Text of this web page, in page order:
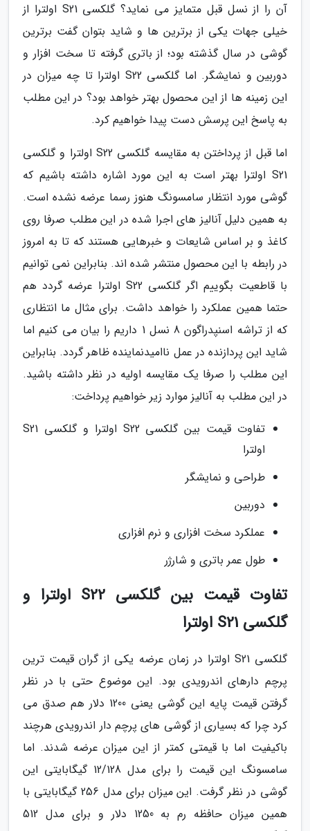
آن را از نسل قبل متمایز می نماید؟ گلکسی S21 اولترا از
خیلی جهات یکی از برترین ها و شاید بتوان گفت برترین
گوشی در سال گذشته بود؛ از باتری گرفته تا سخت افزار و
دوربین و نمایشگر. اما گلکسی S22 اولترا تا چه میزان در
این زمینه ها از این محصول بهتر خواهد بود؟ در این مطلب
به پاسخ این پرسش دست پیدا خواهیم کرد.
اما قبل از پرداختن به مقایسه گلکسی S22 اولترا و گلکسی
S21 اولترا بهتر است به این مورد اشاره داشته باشیم که
گوشی مورد انتظار سامسونگ هنوز رسما عرضه نشده است.
به همین دلیل آنالیز های اجرا شده در این مطلب صرفا روی
کاغذ و بر اساس شایعات و خبرهایی هستند که تا به امروز
در رابطه با این محصول منتشر شده اند. بنابراین نمی توانیم
با قاطعیت بگوییم اگر گلکسی S22 اولترا عرضه گردد هم
حتما همین عملکرد را خواهد داشت. برای مثال ما انتظاری
که از تراشه اسنپدراگون 8 نسل 1 داریم را بیان می کنیم اما
شاید این پردازنده در عمل ناامیدنماینده ظاهر گردد. بنابراین
این مطلب را صرفا یک مقایسه اولیه در نظر داشته باشید.
در این مطلب به آنالیز موارد زیر خواهیم پرداخت:
تفاوت قیمت بین گلکسی S22 اولترا و گلکسی S21
اولترا
طراحی و نمایشگر
دوربین
عملکرد سخت افزاری و نرم افزاری
طول عمر باتری و شارژر
تفاوت قیمت بین گلکسی S22 اولترا و
گلکسی S21 اولترا
گلکسی S21 اولترا در زمان عرضه یکی از گران قیمت ترین
پرچم دارهای اندرویدی بود. این موضوع حتی با در نظر
گرفتن قیمت پایه این گوشی یعنی 1200 دلار هم صدق می
کرد چرا که بسیاری از گوشی های پرچم دار اندرویدی هرچند
باکیفیت اما با قیمتی کمتر از این میزان عرضه شدند. اما
سامسونگ این قیمت را برای مدل 12/128 گیگابایتی این
گوشی در نظر گرفت. این میزان برای مدل 256 گیگابایتی با
همین میزان حافظه رم به 1250 دلار و برای مدل 512